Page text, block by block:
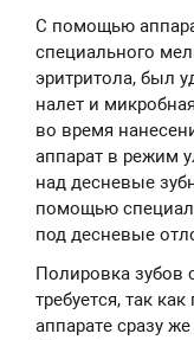
С помощью
специального
эритритола, был
налет и
во время
аппарат в режим
над десневые
помощью
под десневые
Полировка зубов
требуется, так
аппарате сразу